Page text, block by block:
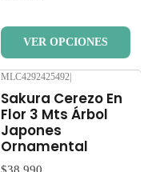
VER OPCIONES
MLC4292425492|
Sakura Cerezo En
Flor 3 Mts Árbol
Japones
Ornamental
$38.990